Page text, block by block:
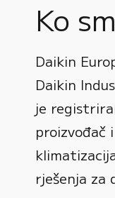
Ko
Daikin
Daikin
je
proizvođač
rješenja za
0
1
2
3
4
0
1
2
3